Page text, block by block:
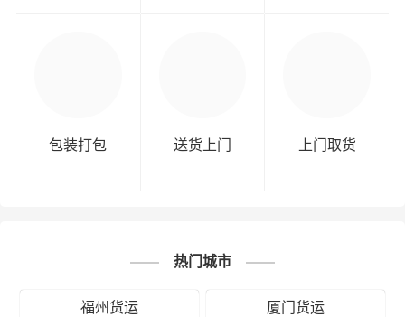
包装打包 送货上门 上门取货
热门城市
福州货运 厦门货运